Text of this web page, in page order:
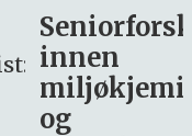
søker
– fast